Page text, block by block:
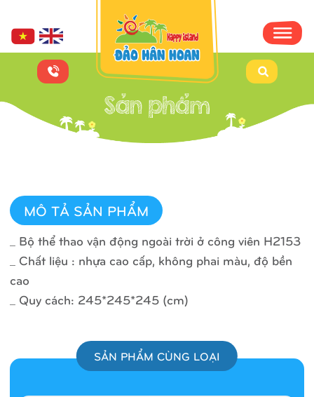
MÔ TẢ SẢN PHẨM
_ Bộ thể thao vận động ngoài trời ở công viên H2153
_ Chất liệu : nhựa cao cấp, không phai màu, độ bền
cao
_ Quy cách: 245*245*245 (cm)
SẢN PHẨM CÙNG LOẠI